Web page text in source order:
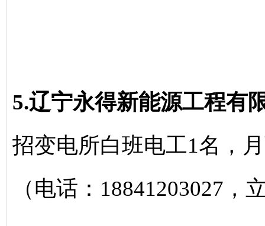
5.辽宁永得新能源工程有
招变电所白班电工1名，
（电话：18841203027，